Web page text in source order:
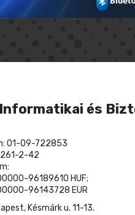
és
01-09-722853
2-42
96189610 HUF;
96143728 EUR
Késmárk u. 11-13.